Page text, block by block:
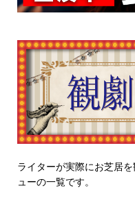
ライターが実際にお芝居
ューの一覧です。